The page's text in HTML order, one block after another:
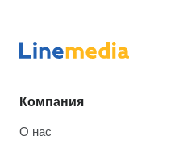
Компания
О нас